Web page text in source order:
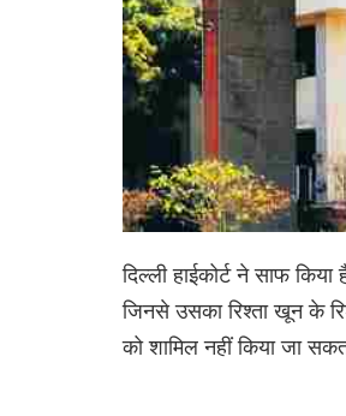
दिल्ली हाईकोर्ट ने साफ
जिनसे उसका रिश्ता खून के
को शामिल नहीं किया जा